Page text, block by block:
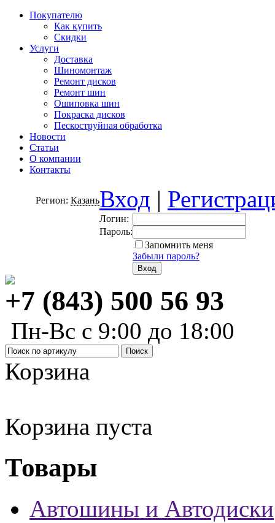
Покупателю
Как купить
Скидки
Услуги
Доставка
Шиномонтаж
Ремонт дисков
Ремонт шин
Ошиповка шин
Покраска дисков
Пескоструйная обработка
Новости
Статьи
О компании
Контакты
Регион: КазаньВход |
Логин:
Пароль:
Запомнить меня
Забыли пароль?
+7 (843) 500 56 93
Пн-Вс с 9:00 до 18:00
Корзина
Корзина пуста
Товары
Автошины и Автодиски